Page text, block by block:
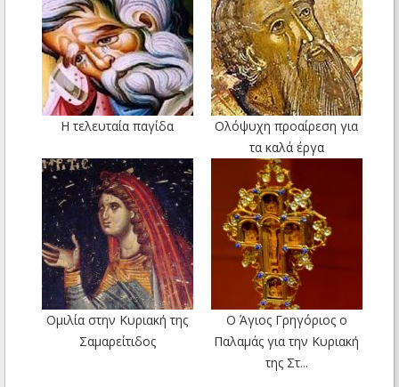
Η τελευταία παγίδα
Ολόψυχη προαίρεση για
τα καλά έργα
Ομιλία στην Κυριακή της
Σαμαρείτιδος
Ο Άγιος Γρηγόριος ο
Παλαμάς για την Κυριακή
της Στ...